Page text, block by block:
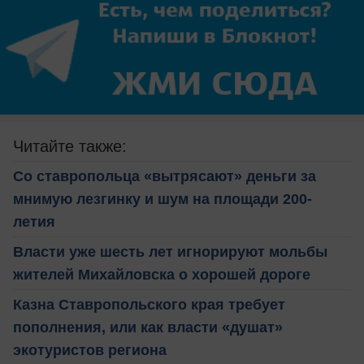
Читайте также:
Со ставропольца «вытрясают» деньги за
мнимую лезгинку и шум на площади 200-
летия
Власти уже шесть лет игнорируют мольбы
жителей Михайловска о хорошей дороге
Казна Ставропольского края требует
пополнения, или как власти «душат»
экотуристов региона